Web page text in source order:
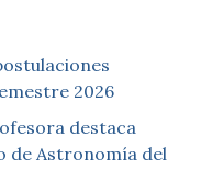
2026
destaca
de Astronomía del